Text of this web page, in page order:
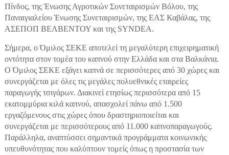
Πίνδος, της Ένωσης Αγροτικών Συνεταιρισμών Βόλου, της
Παναιγιαλείου Ένωσης Συνεταιρισμών, της ΕΑΣ Καβάλας, της
ΑΣΕΠΟΠ ΒΕΛΒΕΝΤΟΥ και της SYNDEA.
Σήμερα, ο Όμιλος ΣΕΚΕ αποτελεί τη μεγαλύτερη επιχειρηματική
οντότητα στον τομέα του καπνού στην Ελλάδα και στα Βαλκάνια.
Ο Όμιλος ΣΕΚΕ εξάγει καπνά σε περισσότερες από 30 χώρες και
συνεργάζεται με όλες τις μεγάλες πολυεθνικές εταιρείες
παραγωγής τσιγάρων. Διακινεί ετησίως περισσότερα από 15
εκατομμύρια κιλά καπνού, απασχολεί πάνω από 1.500
εργαζόμενους στις χώρες όπου δραστηριοποιείται και
συνεργάζεται με περισσότερους από 11.000 καπνοπαραγωγούς.
Παράλληλα, αναπτύσσει σημαντικά προγράμματα κοινωνικής
υπευθυνότητας που καλύπτουν τομείς όπως η προστασία των